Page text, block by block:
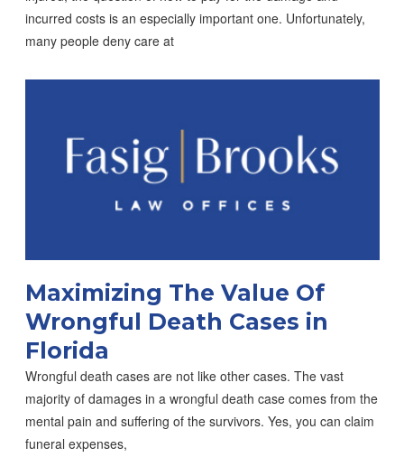
incurred costs is an especially important one. Unfortunately,
many people deny care at
Maximizing The Value Of
Wrongful Death Cases in
Florida
Wrongful death cases are not like other cases. The vast
majority of damages in a wrongful death case comes from the
mental pain and suffering of the survivors. Yes, you can claim
funeral expenses,